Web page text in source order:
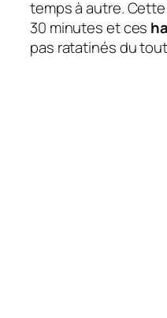
temps à autre.
30 minutes et ces
pas ratatinés du